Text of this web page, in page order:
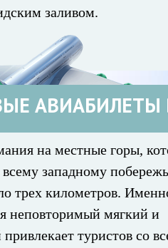
заливом.
АВИАБИЛЕТЫ
на местные горы,
всему западному
трех километров.
неповторимый мягкий и
туристов со